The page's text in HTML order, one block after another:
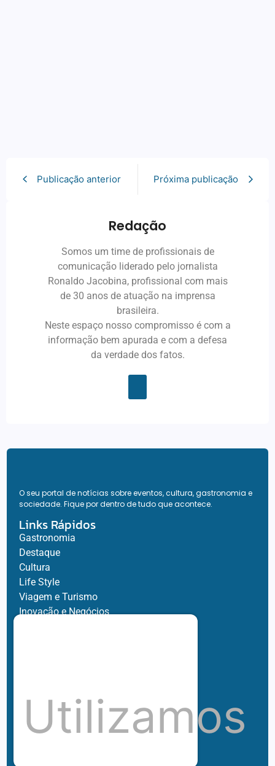
Publicação anterior Próxima publicação
Redação
Somos um time de profissionais de
comunicação liderado pelo jornalista
Ronaldo Jacobina, profissional com mais
de 30 anos de atuação na imprensa
brasileira.
Neste espaço nosso compromisso é com a
informação bem apurada e com a defesa
da verdade dos fatos.
O seu portal de notícias sobre eventos, cultura, gastronomia e
sociedade. Fique por dentro de tudo que acontece.
Links Rápidos
Gastronomia
Destaque
Cultura
Life Style
Viagem e Turismo
Inovação e Negócios
Hubnexxo
Redes
Utilizamos